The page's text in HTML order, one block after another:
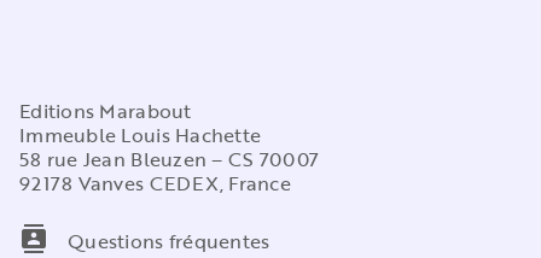
Editions Marabout
Immeuble Louis Hachette
58 rue Jean Bleuzen – CS 70007
92178 Vanves CEDEX, France
contacts
Questions fréquentes